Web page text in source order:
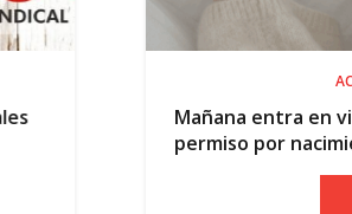
entra en vigor la ampliación del
permiso por nacimiento